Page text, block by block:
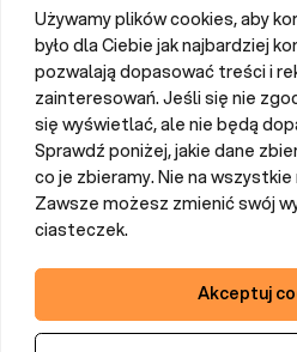
Używamy plików cookies, aby
było dla Ciebie jak najbardziej
pozwalają dopasować treści i
zainteresowań. Jeśli się nie
się wyświetlać, ale nie będą
Sprawdź poniżej, jakie dane
co je zbieramy. Nie na
Zawsze możesz zmienić swój
ciasteczek.
Akceptuj